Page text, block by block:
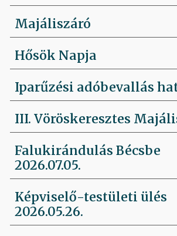
Majáliszáró
Hősök Napja
Iparűzési adóbevallás
III. Vöröskeresztes
Falukirándulás Bécsbe
2026.07.05.
Képviselő-testületi ülés
2026.05.26.